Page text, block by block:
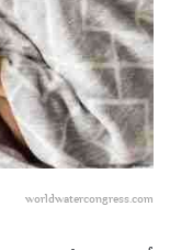
worldwatercongress.com